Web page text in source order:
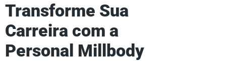
Transforme Sua
Carreira com a
Personal Millbody